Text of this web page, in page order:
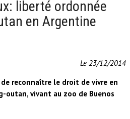
liberté ordonnée
en Argentine
Le 23/12/2014
reconnaître le droit de vivre en
outan, vivant au zoo de Buenos